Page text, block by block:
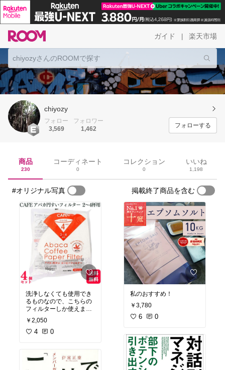
ガイド 楽天市場
chiyozy
フォロー
3,569
フォロワー
1,462
フォローする
商品
230
コーディネート
0
コレクション
0
いいね
1,198
#オリジナル写真 掲載終了商品を含む
洗浄しなくても使用でき
るものなので、こちらの
フィルターしか使えませ
ん。とても良い製品で
す。送料の問題ごあると
思いますが、もう少し安
￥2,050
4 0
私のおすすめ！
￥3,780
6 0